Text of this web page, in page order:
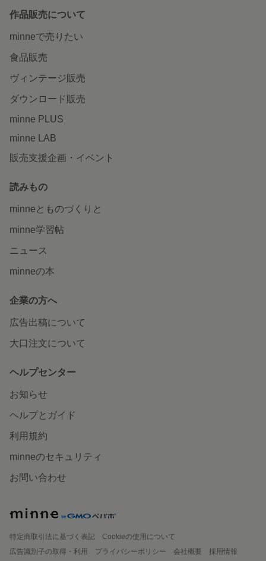
作品販売について
minneで売りたい
食品販売
ヴィンテージ販売
ダウンロード販売
minne PLUS
minne LAB
販売支援企画・イベント
読みもの
minneとものづくりと
minne学習帖
ニュース
minneの本
企業の方へ
広告出稿について
大口注文について
ヘルプセンター
お知らせ
ヘルプとガイド
利用規約
minneのセキュリティ
お問い合わせ
特定商取引法に基づく表記
Cookieの使用について
広告識別子の取得・利用
プライバシーポリシー 会社概要
採用情報